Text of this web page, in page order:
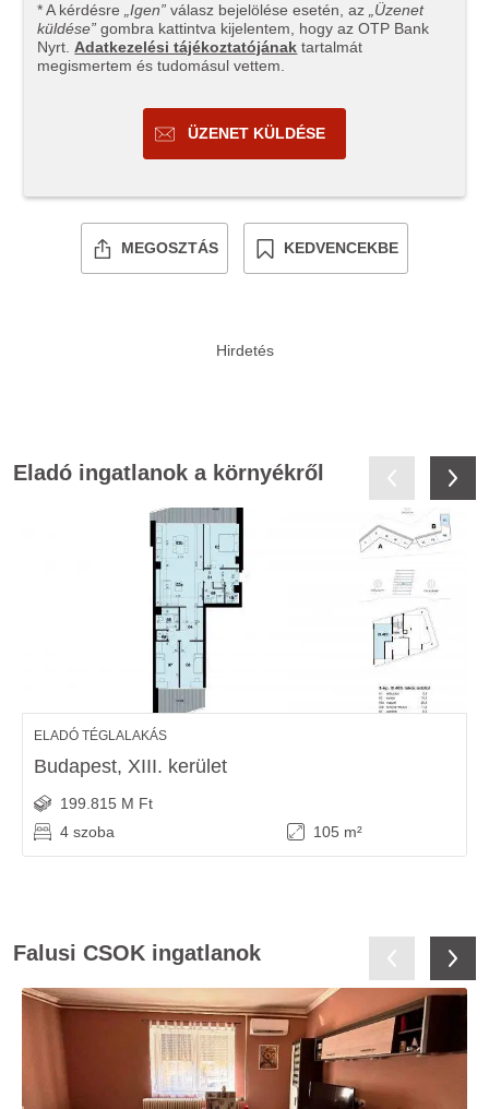
* A kérdésre „Igen” válasz bejelölése esetén, az
„Üzenet
küldése” gombra kattintva kijelentem, hogy az OTP Bank
Nyrt. Adatkezelési tájékoztatójának tartalmát
megismertem és tudomásul vettem.
ÜZENET KÜLDÉSE
MEGOSZTÁS KEDVENCEKBE
Eladó ingatlanok a környékről
ELADÓ TÉGLALAKÁS
Budapest, XIII. kerület
199.815 M Ft
4 szoba
105 m²
Falusi CSOK ingatlanok